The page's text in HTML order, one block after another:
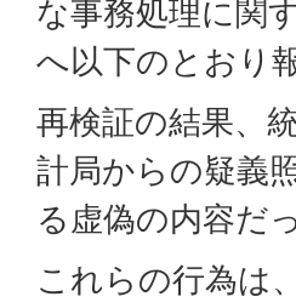
な事務処理に関
へ以下のとおり
再検証の結果、
計局からの疑義
る虚偽の内容だ
これらの行為は